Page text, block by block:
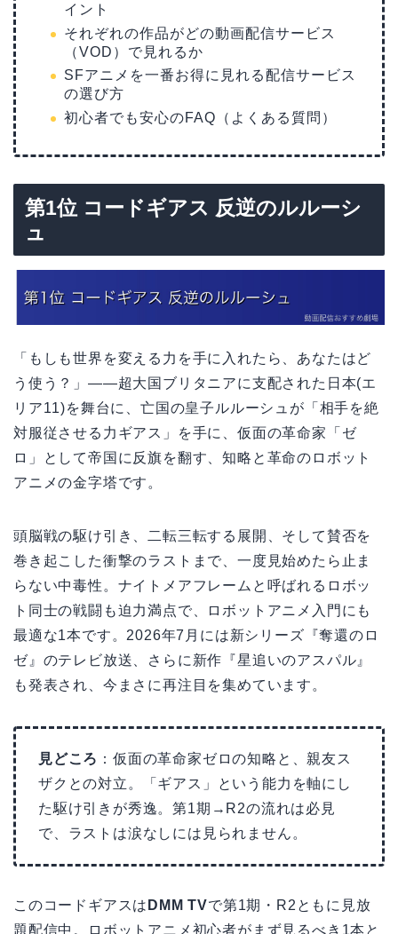
イント
それぞれの作品がどの動画配信サービス
（VOD）で見れるか
SFアニメを一番お得に見れる配信サービス
の選び方
初心者でも安心のFAQ（よくある質問）
第1位 コードギアス 反逆のルルーシ
ュ
「もしも世界を変える力を手に入れたら、あなたはど
う使う？」——超大国ブリタニアに支配された日本(エ
リア11)を舞台に、亡国の皇子ルルーシュが「相手を絶
対服従させる力ギアス」を手に、仮面の革命家「ゼ
ロ」として帝国に反旗を翻す、知略と革命のロボット
アニメの金字塔です。
頭脳戦の駆け引き、二転三転する展開、そして賛否を
巻き起こした衝撃のラストまで、一度見始めたら止ま
らない中毒性。ナイトメアフレームと呼ばれるロボッ
ト同士の戦闘も迫力満点で、ロボットアニメ入門にも
最適な1本です。2026年7月には新シリーズ『奪還のロ
ゼ』のテレビ放送、さらに新作『星追いのアスパル』
も発表され、今まさに再注目を集めています。
見どころ ：仮面の革命家ゼロの知略と、親友ス
ザクとの対立。「ギアス」という能力を軸にし
た駆け引きが秀逸。第1期→R2の流れは必見
で、ラストは涙なしには見られません。
このコードギアスは DMM TVで第1期・R2ともに見放
題配信中。ロボットアニメ初心者がまず見るべき1本と